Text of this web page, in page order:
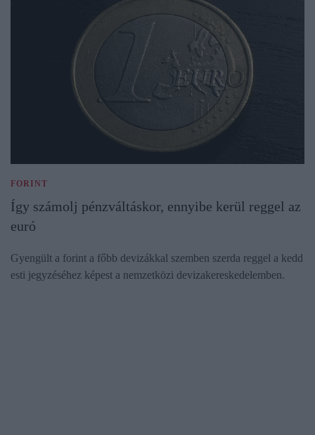
FORINT
Így számolj pénzváltáskor, ennyibe kerül reggel az
euró
Gyengült a forint a főbb devizákkal szemben szerda reggel a kedd
esti jegyzéséhez képest a nemzetközi devizakereskedelemben.